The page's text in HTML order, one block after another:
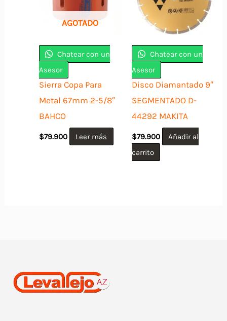
AGOTADO
Chatear con un
Asesor
Sierra Copa Para
Metal 67mm 2-5/8″
BAHCO
$79.900 Leer más
Chatear con un
Asesor
Disco Diamantado 9″
SEGMENTADO D-
44292 MAKITA
$79.900
Añadir al
carrito